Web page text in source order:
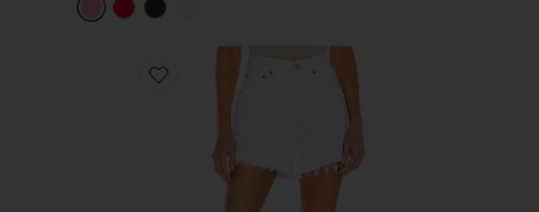
Favorite ШОРТЫ PARKER LONG